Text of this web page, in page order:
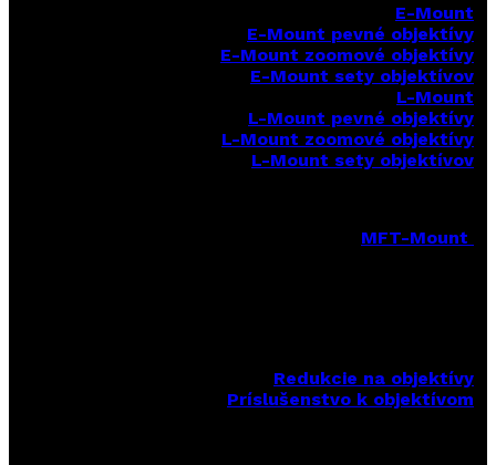
E-Mount
E-Mount pevné objektívy
E-Mount zoomové objektívy
E-Mount sety objektívov
L-Mount
L-Mount pevné objektívy
L-Mount zoomové objektívy
L-Mount sety objektívov
MFT-Mount
Redukcie na objektívy
Príslušenstvo k objektívom